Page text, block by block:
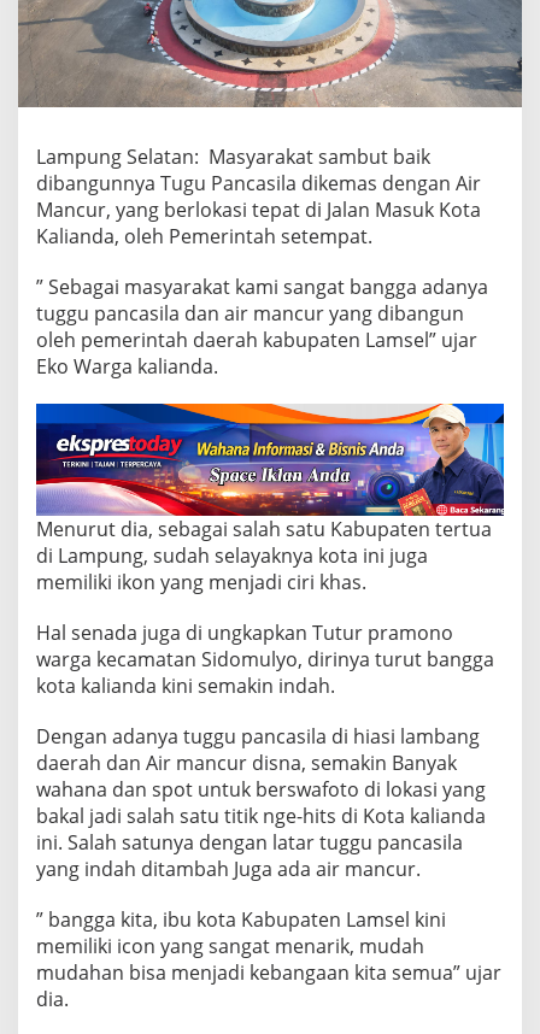
c
a
s
i
l
J
d
i
S
l
h
S
u
I
k
o
n
L
a
m
s
l
Lampung Selatan: Masyarakat sambut baik
dibangunnya Tugu Pancasila dikemas dengan Air
Mancur, yang berlokasi tepat di Jalan Masuk Kota
Kalianda, oleh Pemerintah setempat.
” Sebagai masyarakat kami sangat bangga adanya
tuggu pancasila dan air mancur yang dibangun
oleh pemerintah daerah kabupaten Lamsel” ujar
Eko Warga kalianda.
Menurut dia, sebagai salah satu Kabupaten tertua
di Lampung, sudah selayaknya kota ini juga
memiliki ikon yang menjadi ciri khas.
Hal senada juga di ungkapkan Tutur pramono
warga kecamatan Sidomulyo, dirinya turut bangga
kota kalianda kini semakin indah.
Dengan adanya tuggu pancasila di hiasi lambang
daerah dan Air mancur disna, semakin Banyak
wahana dan spot untuk berswafoto di lokasi yang
bakal jadi salah satu titik nge-hits di Kota kalianda
ini. Salah satunya dengan latar tuggu pancasila
yang indah ditambah Juga ada air mancur.
” bangga kita, ibu kota Kabupaten Lamsel kini
memiliki icon yang sangat menarik, mudah
mudahan bisa menjadi kebangaan kita semua” ujar
dia.